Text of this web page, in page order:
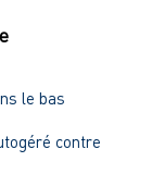
le bas
contre